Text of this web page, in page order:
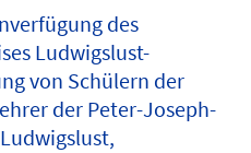
des
Ludwigslust-
von Schülern der
der Peter-Joseph-